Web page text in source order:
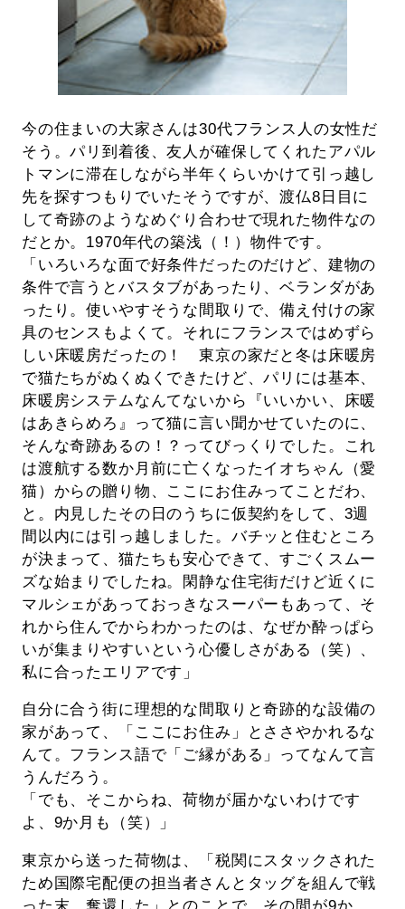
今の住まいの大家さんは30代フランス人の女性だ
そう。パリ到着後、友人が確保してくれたアパル
トマンに滞在しながら半年くらいかけて引っ越し
先を探すつもりでいたそうですが、渡仏8日目に
して奇跡のようなめぐり合わせで現れた物件なの
だとか。1970年代の築浅（！）物件です。
「いろいろな面で好条件だったのだけど、建物の
条件で言うとバスタブがあったり、ベランダがあ
ったり。使いやすそうな間取りで、備え付けの家
具のセンスもよくて。それにフランスではめずら
しい床暖房だったの！ 東京の家だと冬は床暖房
で猫たちがぬくぬくできたけど、パリには基本、
床暖房システムなんてないから『いいかい、床暖
はあきらめろ』って猫に言い聞かせていたのに、
そんな奇跡あるの！？ってびっくりでした。これ
は渡航する数か月前に亡くなったイオちゃん（愛
猫）からの贈り物、ここにお住みってことだわ、
と。内見したその日のうちに仮契約をして、3週
間以内には引っ越しました。バチッと住むところ
が決まって、猫たちも安心できて、すごくスムー
ズな始まりでしたね。閑静な住宅街だけど近くに
マルシェがあっておっきなスーパーもあって、そ
れから住んでからわかったのは、なぜか酔っぱら
いが集まりやすいという心優しさがある（笑）、
私に合ったエリアです」
自分に合う街に理想的な間取りと奇跡的な設備の
家があって、「ここにお住み」とささやかれるな
んて。フランス語で「ご縁がある」ってなんて言
うんだろう。
「でも、そこからね、荷物が届かないわけです
よ、9か月も（笑）」
東京から送った荷物は、「税関にスタックされた
ため国際宅配便の担当者さんとタッグを組んで戦